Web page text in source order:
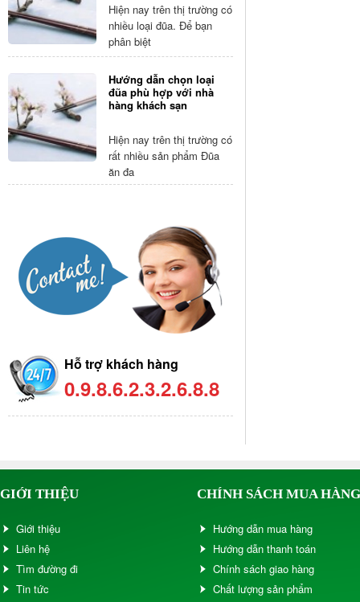
Hiện nay trên thị trường có
nhiều loại đũa. Để bạn
phân biệt
Hướng dẫn chọn loại
đũa phù hợp với nhà
hàng khách sạn
Hiện nay trên thị trường có
rất nhiều sản phẩm Đũa
ăn đa
Hỗ trợ khách hàng
0.9.8.6.2.3.2.6.8.8
GIỚI THIỆU
Giới thiệu
Liên hệ
Tìm đường đi
Tin tức
CHÍNH SÁCH MUA HÀNG
Hướng dẫn mua hàng
Hướng dẫn thanh toán
Chính sách giao hàng
Chất lượng sản phẩm